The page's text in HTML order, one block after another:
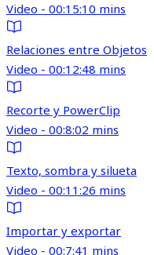
Video - 00:15:10 mins
Relaciones entre Objetos
Video - 00:12:48 mins
Recorte y PowerClip
Video - 00:8:02 mins
Texto, sombra y silueta
Video - 00:11:26 mins
Importar y exportar
Video - 00:7:41 mins